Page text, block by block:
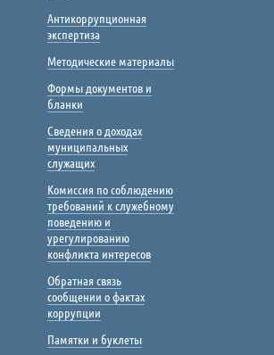
Антикоррупционная
экспертиза
Методические материалы
Формы документов и
бланки
Сведения о доходах
муниципальных
служащих
Комиссия по соблюдению
требований к служебному
поведению и
урегулированию
конфликта интересов
Обратная связь
сообщении о фактах
коррупции
Памятки и буклеты